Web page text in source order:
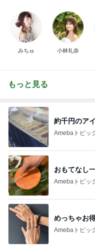
みちゅ 小林礼奈
もっと見る
約千円のア
Amebaトピッ
おもてなし
Amebaトピッ
めっちゃお
Amebaトピッ